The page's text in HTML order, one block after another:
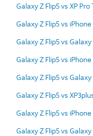
Galaxy Z Flip5 vs XP
Galaxy Z Flip5 vs iPhone
Galaxy Z Flip5 vs Galaxy
Galaxy Z Flip5 vs iPhone
Galaxy Z Flip5 vs Galaxy
Galaxy Z Flip5 vs
Galaxy Z Flip5 vs iPhone
Galaxy Z Flip5 vs Galaxy